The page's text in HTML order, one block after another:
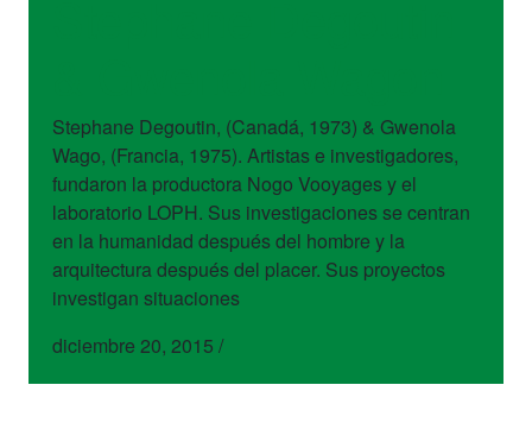
Stephane Degoutin, (Canadá, 1973) & Gwenola
Wago, (Francia, 1975). Artistas e investigadores,
fundaron la productora Nogo Vooyages y el
laboratorio LOPH. Sus investigaciones se centran
en la humanidad después del hombre y la
arquitectura después del placer. Sus proyectos
investigan situaciones
diciembre 20, 2015 /